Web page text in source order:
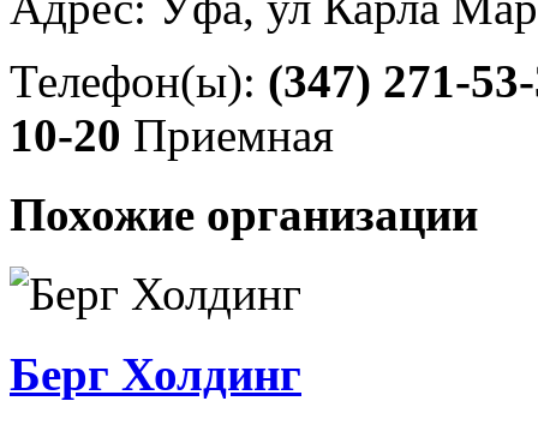
Телефон(ы): (347) 271-
10-20 Приемная
Похожие организации
Берг Холдинг